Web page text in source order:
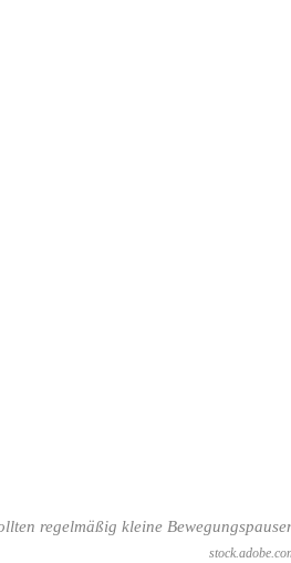
regelmäßig kleine